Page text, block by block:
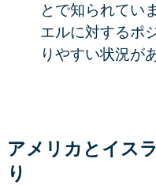
とで知られてい
エルに対するポ
りやすい状況が
アメリカとイス
り